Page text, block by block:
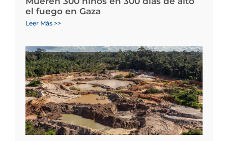
el fuego en Gaza
Leer Más >>